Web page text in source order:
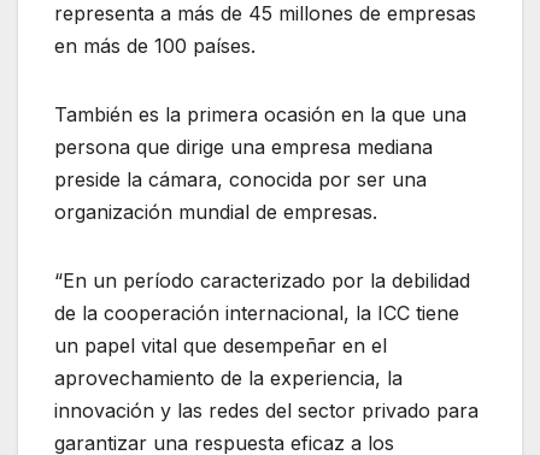
representa a más de 45 millones de empresas
en más de 100 países.
También es la primera ocasión en la que una
persona que dirige una empresa mediana
preside la cámara, conocida por ser una
organización mundial de empresas.
“En un período caracterizado por la debilidad
de la cooperación internacional, la ICC tiene
un papel vital que desempeñar en el
aprovechamiento de la experiencia, la
innovación y las redes del sector privado para
garantizar una respuesta eficaz a los